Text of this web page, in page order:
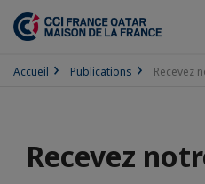
Accueil Publications Recevez
Recevez